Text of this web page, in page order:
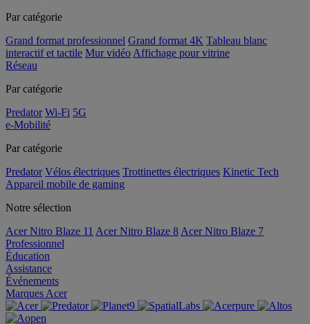
Par catégorie
Grand format professionnel Grand format 4K Tableau blanc
interactif et tactile Mur vidéo Affichage pour vitrine
Réseau
Par catégorie
Predator Wi-Fi 5G
e-Mobilité
Par catégorie
Predator Vélos électriques Trottinettes électriques Kinetic Tech
Appareil mobile de gaming
Notre sélection
Acer Nitro Blaze 11 Acer Nitro Blaze 8 Acer Nitro Blaze 7
Professionnel
Éducation
Assistance
Événements
Marques Acer